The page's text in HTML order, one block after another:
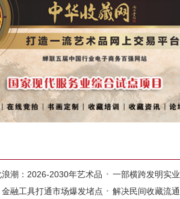
潮：2026-2030年艺术品
与路径
一部横跨发明实
的时代缩影
融工具打通市场爆发堵点
解决民间收藏流